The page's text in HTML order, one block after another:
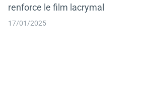
renforce le film lacrymal
17/01/2025